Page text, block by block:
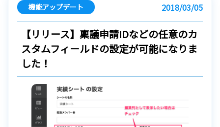
機能アップデート 2018/03/05
【リリース】稟議申請IDなどの任意のカ
スタムフィールドの設定が可能になりま
した！